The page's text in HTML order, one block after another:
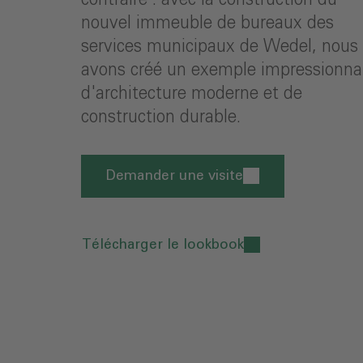
nouvel immeuble de bureaux des
services municipaux de Wedel, nous
avons créé un exemple
d'architecture moderne et de
construction durable.
Demander une visite
Télécharger le lookbook